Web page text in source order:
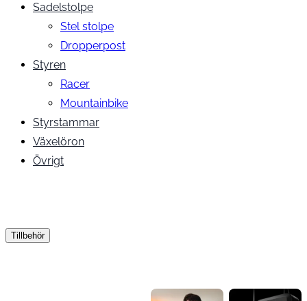
Sadelstolpe
Stel stolpe
Dropperpost
Styren
Racer
Mountainbike
Styrstammar
Växelöron
Övrigt
Tillbehör